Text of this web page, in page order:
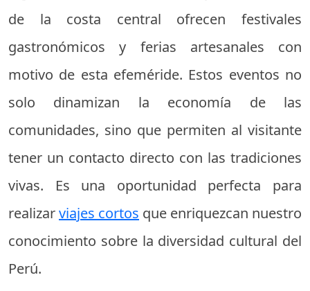
de la costa central ofrecen festivales
gastronómicos y ferias artesanales con
motivo de esta efeméride. Estos eventos no
solo dinamizan la economía de las
comunidades, sino que permiten al visitante
tener un contacto directo con las tradiciones
vivas. Es una oportunidad perfecta para
realizarviajes cortos que enriquezcan nuestro
conocimiento sobre la diversidad cultural del
Perú.